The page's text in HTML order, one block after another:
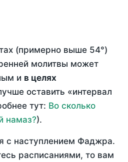
(примерно выше 54°)
молитвы может
и в целях
оставить «интервал
тут: Во сколько
намаз?).
с наступлением Фаджра.
расписаниями, то вам